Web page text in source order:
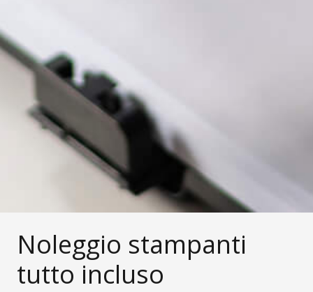
Noleggio stampanti
tutto incluso